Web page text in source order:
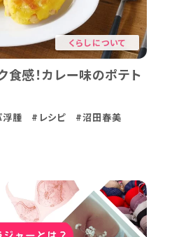
くらしについて
食感！カレー味のポテト
浮腫 #レシピ
#沼田春美